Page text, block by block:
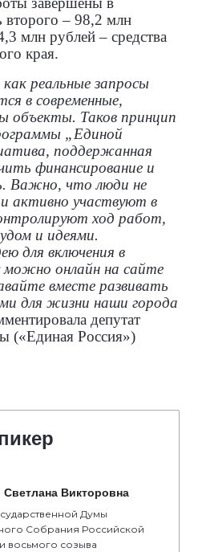
второго – 98,2 млн
млн рублей – средства
края.
реальные запросы
в современные,
объекты. Таков принцип
„Единой
поддержанная
финансирование и
Важно, что люди не
активно участвуют в
ход работ,
и идеями.
для включения в
онлайн на сайте
вместе развивать
для жизни наши города
депутат
(«Единая Россия»)
Светлана Викторовна
Думы
Собрания Российской
восьмого созыва